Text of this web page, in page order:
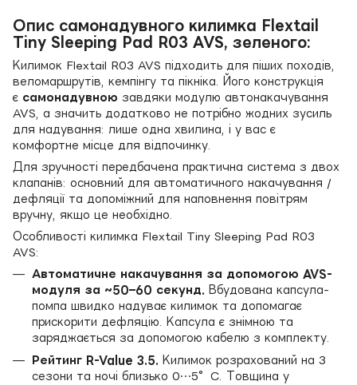
Опис самонадувного килимка Flextail
Tiny Sleeping Pad R03 AVS, зеленого:
Килимок Flextail R03 AVS підходить для піших походів,
веломаршрутів, кемпінгу та пікніка. Його конструкція
є самонадувною завдяки модулю автонакачування
AVS, а значить додатково не потрібно жодних зусиль
для надування: лише одна хвилина, і у вас є
комфортне місце для відпочинку.
Для зручності передбачена практична система з двох
клапанів: основний для автоматичного накачування /
дефляції та допоміжний для наповнення повітрям
вручну, якщо це необхідно.
Особливості килимка Flextail Tiny Sleeping Pad R03
AVS:
Автоматичне накачування за допомогою AVS-
модуля за ~50–60 секунд.
Вбудована капсула-
помпа швидко надуває килимок та допомагає
прискорити дефляцію. Капсула є знімною та
заряджається за допомогою кабелю з комплекту.
Рейтинг R-Value 3.5. Килимок розрахований на 3
сезони та ночі близько 0…5°C. Товщина у